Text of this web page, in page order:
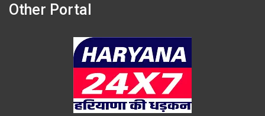
Other Portal